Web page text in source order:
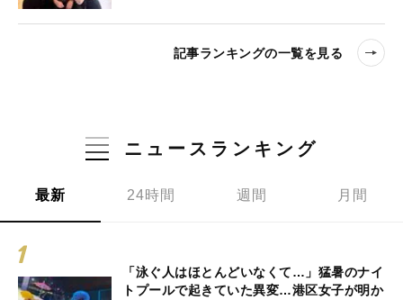
記事ランキングの一覧を見る
ニュースランキング
最新 24時間 週間 月間
「泳ぐ人はほとんどいなくて…」猛暑のナイ
トプールで起きていた異変…港区女子が明か